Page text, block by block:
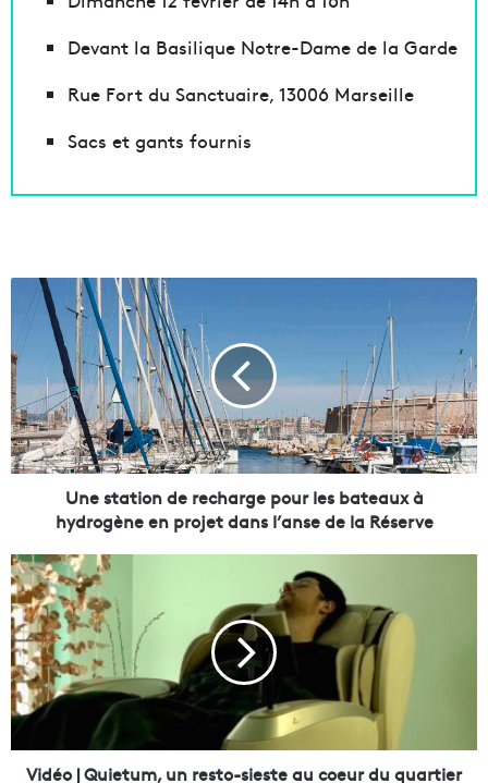
Devant la Basilique Notre-Dame de la Garde
Rue Fort du Sanctuaire, 13006 Marseille
Sacs et gants fournis
U
s
t
a
t
i
o
r
e
c
h
a
r
g
e
p
Une station de recharge pour les bateaux à
hydrogène en projet dans l’anse de la Réserve
V
i
d
é
o
|
Q
u
i
Vidéo | Quietum, un resto-sieste au coeur du quartier